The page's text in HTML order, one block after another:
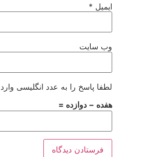
ایمیل *
وب‌ سایت
لطفا پاسخ را به عدد انگلیسی وارد
هفده − دوازده =